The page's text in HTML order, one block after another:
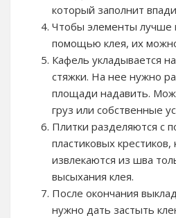
который заполнит
Чтобы элементы лучше
помощью клея, их
Кафель укладывается
стяжки. На нее нужно
площади надавить.
груз или собственные
Плитки разделяются с
пластиковых
извлекаются из шва
высыхания клея.
После окончания
нужно дать застыть